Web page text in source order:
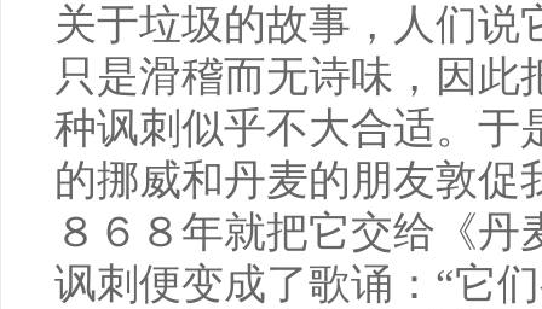
关于垃圾的故事，人们说
只是滑稽而无诗味，因
种讽刺似乎不大合适。于
的挪威和丹麦的朋友敦促
８６８年就把它交给《丹
讽刺便变成了歌诵：“它